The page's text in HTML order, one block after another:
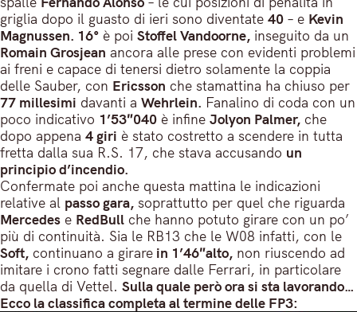
griglia dopo il guasto di ieri sono diventate 40 – e Kevin
Magnussen. 16° è poi Stoffel Vandoorne, inseguito da un
Romain Grosjean ancora alle prese con evidenti problemi
ai freni e capace di tenersi dietro solamente la coppia
delle Sauber, con Ericsson che stamattina ha chiuso per
77 millesimi davanti a Wehrlein. Fanalino di coda con un
poco indicativo 1’53″040 è infine Jolyon Palmer, che
dopo appena 4 giri è stato costretto a scendere in tutta
fretta dalla sua R.S. 17, che stava accusando un
principio d’incendio.
Confermate poi anche questa mattina le indicazioni
relative al passo gara, soprattutto per quel che riguarda
Mercedes e RedBull che hanno potuto girare con un po’
più di continuità. Sia le RB13 che le W08 infatti, con le
Soft, continuano a girare in 1’46″alto, non riuscendo ad
imitare i crono fatti segnare dalle Ferrari, in particolare
da quella di Vettel. Sulla quale però ora si sta lavorando…
Ecco la classifica completa al termine delle FP3: